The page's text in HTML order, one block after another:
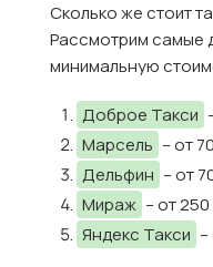
Сколько же стоит
Рассмотрим самые
минимальную
Доброе Такси
Марсель – от
Дельфин – от
Мираж – от
Яндекс Такси